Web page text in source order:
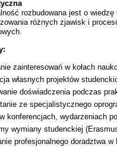
rozbudowana jest o
różnych zjawisk i
zainteresowań w kołach
własnych projektów
doświadczenia podczas
ze specjalistycznego
konferencjach, wydarzeniach
wymiany studenckiej
profesjonalnego doradztwa